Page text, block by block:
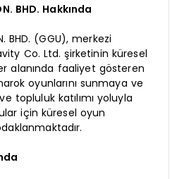
BHD. Hakkında
BHD. (GGU), merkezi
Co. Ltd. şirketinin küresel
alanında faaliyet gösteren
oyunlarını sunmaya ve
topluluk katılımı yoluyla
için küresel oyun